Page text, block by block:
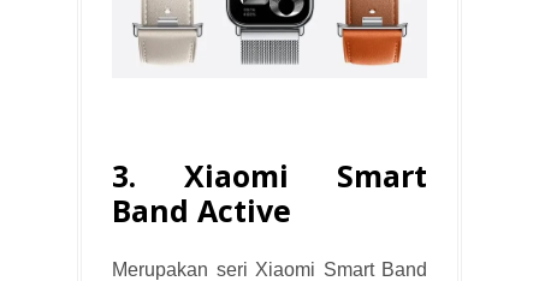
3. Xiaomi Smart
Band Active
Merupakan seri Xiaomi Smart Band